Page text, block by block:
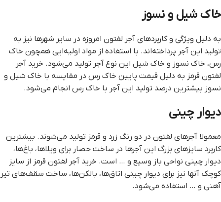
خاک شیل و نسوز
به دلیل ویژگی و کاربردهای آجر لفتون امروزه در سایر شهرها نیز به
تولید این آجر پرداخته‌اند. با استفاده از مواد اولیه‌ایی همچون خاک
رس، خاک نسوز و خاک شیل این نوع آجر تولید می‌شود. خرید آجر
لفتون قرمز به دلیل قیمت پایین خاک رس در مقایسه با خاک شیل و
نسوز بیشترین درصد تولید این آجر با خاک رس انجام می‌شود.
دیوار چینی
معمولا آجرهای لفتون در دو رنگ زرد و قرمز تولید می‌شوند. بیشترین
کاربرد سایزهای بزرگ این آجرها در ساخت حصار برای ویلاها، باغ‌ها،
دیوار چینی نواحی باز وسیع و … است. خرید آجر لفتون قرمز از سایز
کوچک آنها نیز برای دیوار چینی اتاق‌ها، بالکن‌ها، ساخت سقف‌های تیر
آهنی و … استفاده می‌شود.